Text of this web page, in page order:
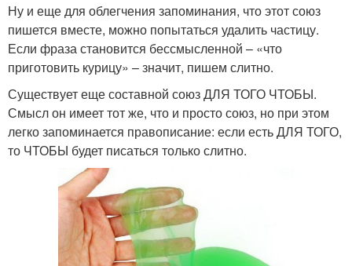
Ну и еще для облегчения запоминания, что этот союз
пишется вместе, можно попытаться удалить частицу.
Если фраза становится бессмысленной – «что
приготовить курицу» – значит, пишем слитно.
Существует еще составной союз ДЛЯ ТОГО ЧТОБЫ.
Смысл он имеет тот же, что и просто союз, но при этом
легко запоминается правописание: если есть ДЛЯ ТОГО,
то ЧТОБЫ будет писаться только слитно.